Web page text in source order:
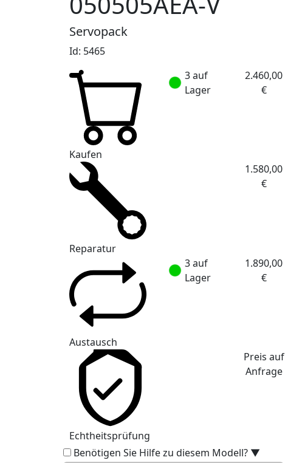
Servopack
Id: 5465
Kaufen
3 auf
Lager
2.460,00
€
Reparatur
1.580,00
€
Austausch
3 auf
Lager
1.890,00
€
Echtheitsprüfung
Preis auf
Anfrage
Benötigen Sie Hilfe zu diesem Modell? ▼